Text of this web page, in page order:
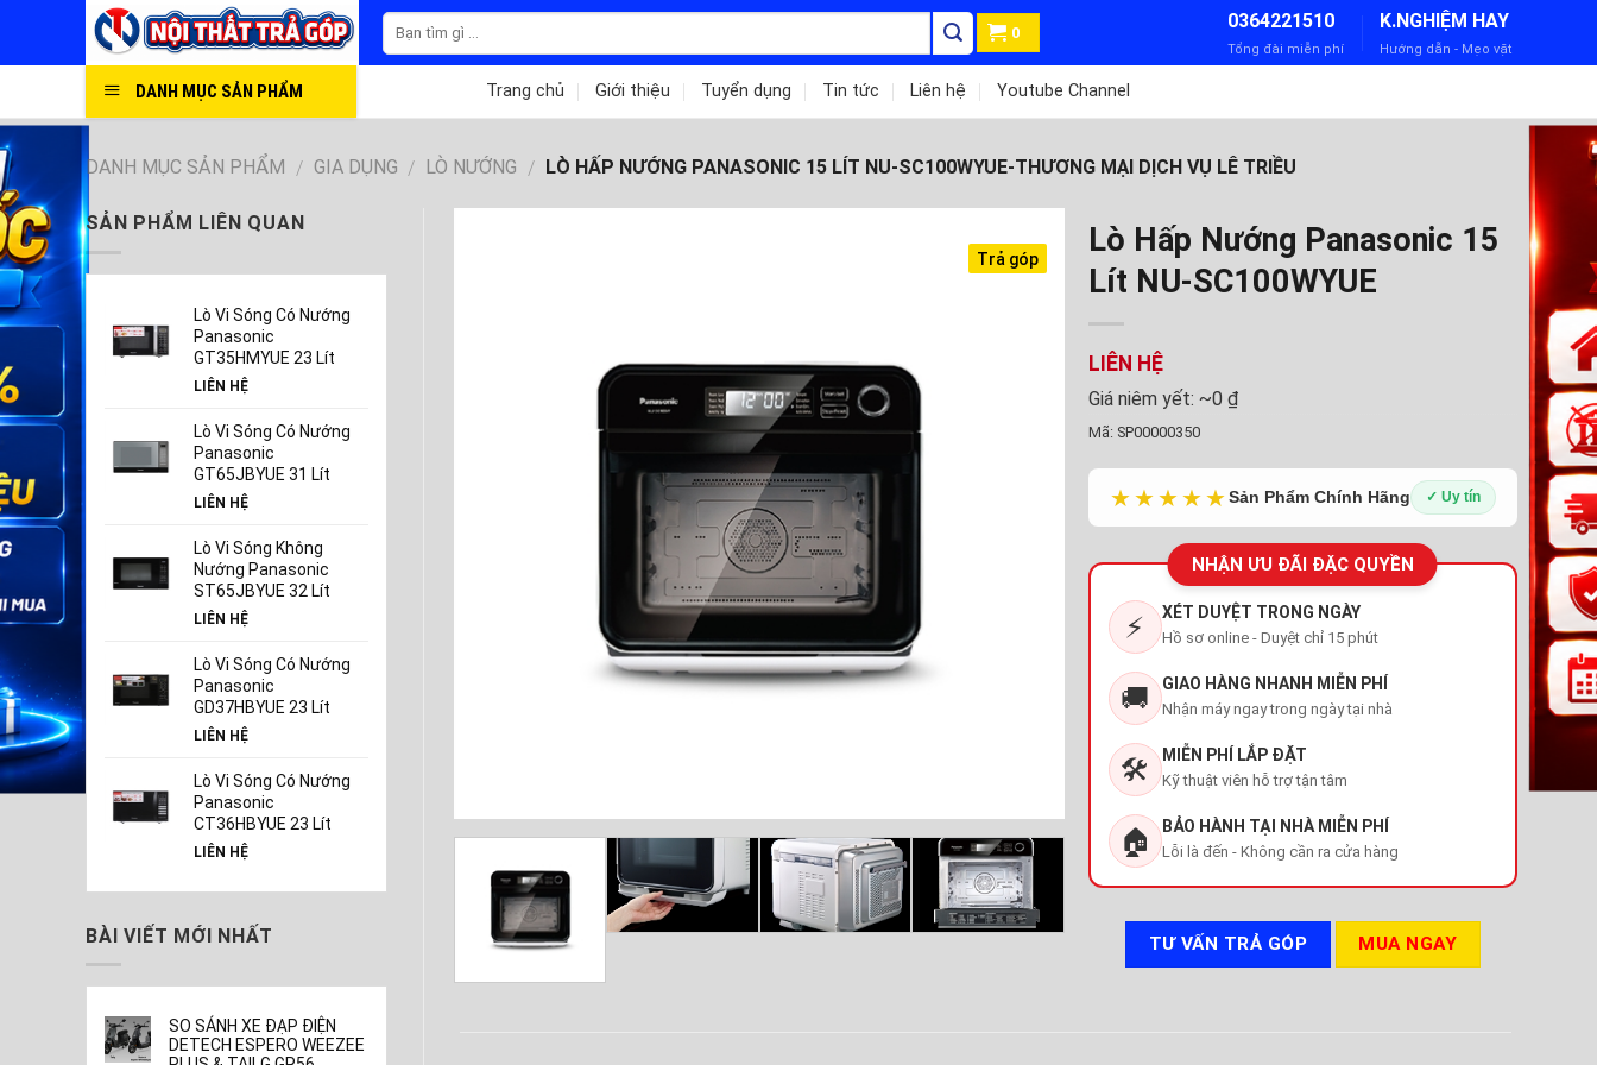
0
0364221510
Tổng đài miễn phí
K.NGHIỆM HAY
Hướng dẫn - Mẹo vặt
DANH MỤC SẢN PHẨM Trang chủ Giới thiệu Tuyển dụng Tin tức Liên hệ Youtube Channel
DANH MỤC SẢN PHẨM / GIA DỤNG / LÒ NƯỚNG / LÒ HẤP NƯỚNG PANASONIC 15 LÍT NU-SC100WYUE-THƯƠNG MẠI DỊCH VỤ LÊ TRIỀU
Trả góp
Lò Hấp Nướng Panasonic 15
Lít NU-SC100WYUE
LIÊN HỆ
Giá niêm yết: ~0 ₫
Mã: SP00000350
★★★★★Sản Phẩm Chính Hãng ✓ Uy tín
NHẬN ƯU ĐÃI ĐẶC QUYỀN
⚡ XÉT DUYỆT TRONG NGÀY
Hồ sơ online - Duyệt chỉ 15 phút
🚚 GIAO HÀNG NHANH MIỄN PHÍ
Nhận máy ngay trong ngày tại nhà
🛠️ MIỄN PHÍ LẮP ĐẶT
Kỹ thuật viên hỗ trợ tận tâm
🏠 BẢO HÀNH TẠI NHÀ MIỄN PHÍ
Lỗi là đến - Không cần ra cửa hàng
TƯ VẤN TRẢ GÓP MUA NGAY
SẢN PHẨM LIÊN QUAN
Lò Vi Sóng Có Nướng
Panasonic
GT35HMYUE 23 Lít
LIÊN HỆ
Lò Vi Sóng Có Nướng
Panasonic
GT65JBYUE 31 Lít
LIÊN HỆ
Lò Vi Sóng Không
Nướng Panasonic
ST65JBYUE 32 Lít
LIÊN HỆ
Lò Vi Sóng Có Nướng
Panasonic
GD37HBYUE 23 Lít
LIÊN HỆ
Lò Vi Sóng Có Nướng
Panasonic
CT36HBYUE 23 Lít
LIÊN HỆ
BÀI VIẾT MỚI NHẤT
SO SÁNH XE ĐẠP ĐIỆN
DETECH ESPERO WEEZEE